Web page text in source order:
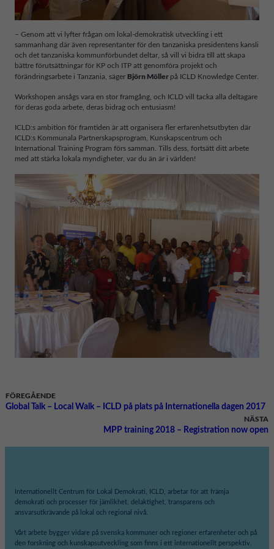
– Genom att vi lyfter frågan om lokal-demokratisk utveckling i ett
sammanhang där även representanter för den tanzaniska presidentens kansli
och det tanzaniska kommunförbundet deltar, så vill vi bidra till att skapa
bättre förutsättningar för KP och ITP att genomföra projekt och
förändringsarbete i Tanzania, säger Björn Möller på ICLD Knowledge Center.
Workshopen ansågs vara en stor framgång, och ICLD vill tacka alla deltagare
för deras goda arbete, deras bidrag och entusiasm!
ICLD:s ambition för framtiden är att organisera fler erfarenhetsutbyten där
ICLD:s Kommunala Partnerskapsprogram, Kunskapscentrum och
International Training Program förs samman. Tills dess, fortsätt ditt arbete
med att stärka lokala myndigheter, var du än är i världen!
FÖREGÅENDE
Global Talk – Local Walk – ICLD på plats på Internationella dagen 2017
NÄSTA
MPP training 2018 – Registration now open
Internationellt Centrum för Lokal Demokrati, ICLD, arbetar för att främja
demokrati och processer för jämlikhet, delaktighet, transparens och
ansvarsutkrävande på lokal och regional nivå.
Vårt arbete bygger vidare på svenska kommuner och regioner erfarenheter och på
den forskning och kunskapsutveckling som finns i ett internationellt perspektiv.